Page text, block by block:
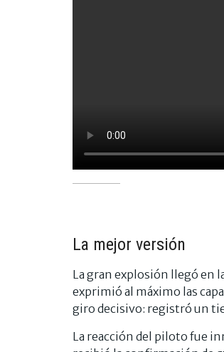
La mejor versión
La gran explosión llegó en
exprimió al máximo las
giro decisivo: registró un
La reacción del piloto fue